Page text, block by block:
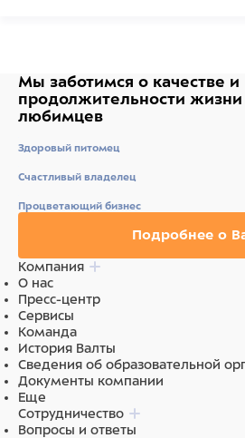
Мы заботимся о качестве и
продолжительности жизни
любимцев
Здоровый питомец
Счастливый владелец
Процветающий бизнес
Подробнее о
Компания
О нас
Пресс-центр
Сервисы
Команда
История Валты
Сведения об образовательной
Документы компании
Еще
Сотрудничество
Вопросы и ответы